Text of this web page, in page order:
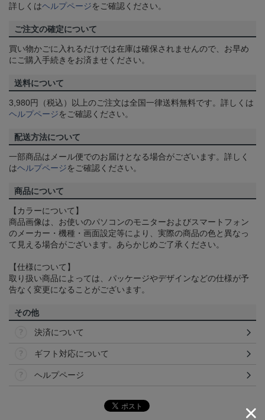
詳しくはヘルプページをご確認ください。
ご注文の確定について
買い物かごに入れるだけでは在庫は確保されませんので、お早め
にご購入手続きをお済ませください。
送料について
3,980円（税込）以上のご注文は全国一律送料無料です。詳しくは
ヘルプページをご確認ください。
配送方法について
一部商品はメール便でのお届けとなる場合がございます。詳しく
はヘルプページをご確認ください。
商品について
【カラーについて】
商品画像は、お使いのパソコンのモニターおよびスマートフォン
のメーカー・機種・画面設定等により、実際の商品の色と異なっ
て見える場合がございます。あらかじめご了承ください。
【仕様について】
取り扱い商品によっては、パッケージやデザインなどの仕様が予
告なく変更になることがございます。
その他
決済について
ギフト対応について
ヘルプページ